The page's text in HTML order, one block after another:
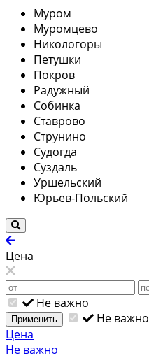
Муром
Муромцево
Никологоры
Петушки
Покров
Радужный
Собинка
Ставрово
Струнино
Судогда
Суздаль
Уршельский
Юрьев-Польский
Цена
Не важно
Применить
Не важно
Цена
Не важно